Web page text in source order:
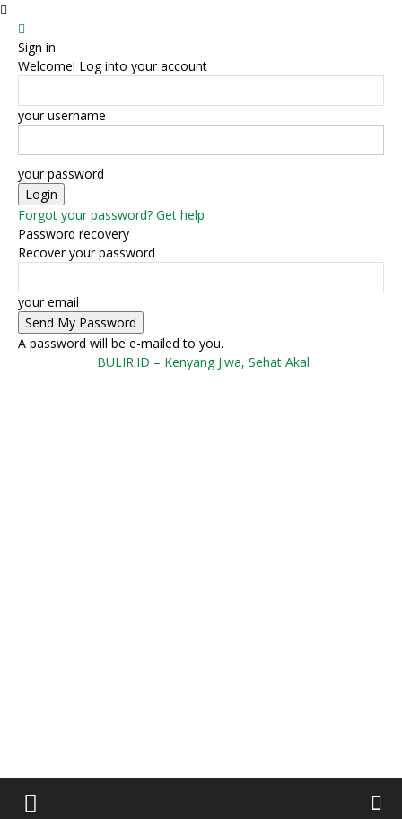
Sign in
Welcome! Log into your account
your username
your password
Forgot your password? Get help
Password recovery
Recover your password
your email
A password will be e-mailed to you.
BULIR.ID – Kenyang Jiwa, Sehat Akal